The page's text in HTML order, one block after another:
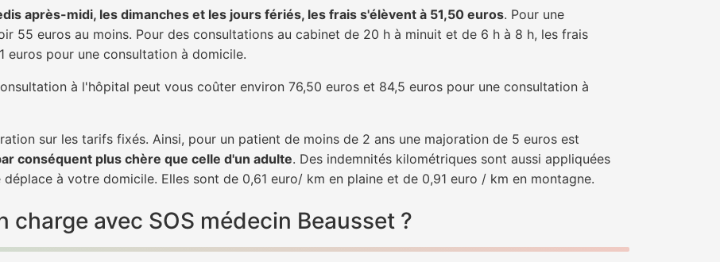
après-midi, les dimanches et les jours fériés, les frais s'élèvent à 51,50 euros. Pour une
55 euros au moins. Pour des consultations au cabinet de 20 h à minuit et de 6 h à 8 h, les frais
euros pour une consultation à domicile.
à l'hôpital peut vous coûter environ 76,50 euros et 84,5 euros pour une consultation à
sur les tarifs fixés. Ainsi, pour un patient de moins de 2 ans une majoration de 5 euros est
conséquent plus chère que celle d'un adulte. Des indemnités kilométriques sont aussi appliquées
à votre domicile. Elles sont de 0,61 euro/ km en plaine et de 0,91 euro / km en montagne.
charge avec SOS médecin Beausset ?